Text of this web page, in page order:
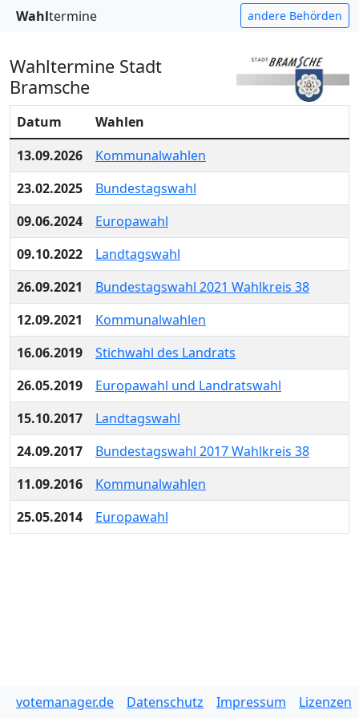
Wahltermine andere Behörden
Wahltermine Stadt
Bramsche
Datum
Wahlen
13.09.2026
Kommunalwahlen
23.02.2025
Bundestagswahl
09.06.2024
Europawahl
09.10.2022
Landtagswahl
26.09.2021
Bundestagswahl 2021 Wahlkreis 38
12.09.2021
Kommunalwahlen
16.06.2019
Stichwahl des Landrats
26.05.2019
Europawahl und Landratswahl
15.10.2017
Landtagswahl
24.09.2017
Bundestagswahl 2017 Wahlkreis 38
11.09.2016
Kommunalwahlen
25.05.2014
Europawahl
votemanager.de Datenschutz Impressum Lizenzen